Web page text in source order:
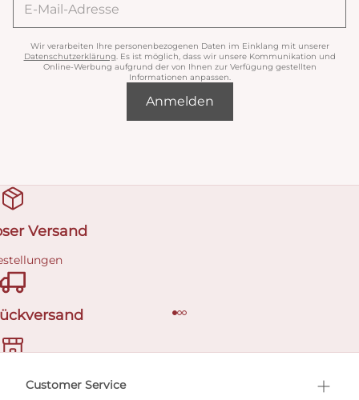
Wir verarbeiten Ihre personenbezogenen Daten im Einklang mit unserer
Datenschutzerklärung . Es ist möglich, dass wir unsere Kommunikation und
Online-Werbung aufgrund der von Ihnen zur Verfügung gestellten
Informationen anpassen.
Anmelden
Versand
buchen
Customer Service